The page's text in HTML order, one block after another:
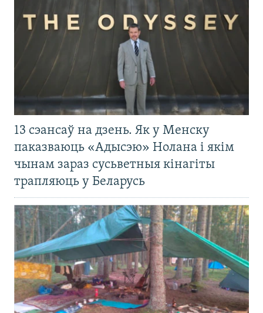
13 сэансаў на дзень. Як у Менску
паказваюць «Адысэю» Нолана і якім
чынам зараз сусьветныя кінагіты
трапляюць у Беларусь